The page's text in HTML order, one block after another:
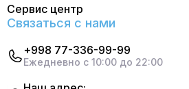
Сервис центр
Связаться с нами
+998 77-336-99-99
Ежедневно с 10:00 до 22:00